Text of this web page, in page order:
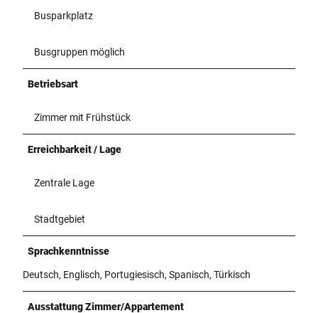
Busparkplatz
Busgruppen möglich
Betriebsart
Zimmer mit Frühstück
Erreichbarkeit / Lage
Zentrale Lage
Stadtgebiet
Sprachkenntnisse
Deutsch, Englisch, Portugiesisch, Spanisch, Türkisch
Ausstattung Zimmer/Appartement